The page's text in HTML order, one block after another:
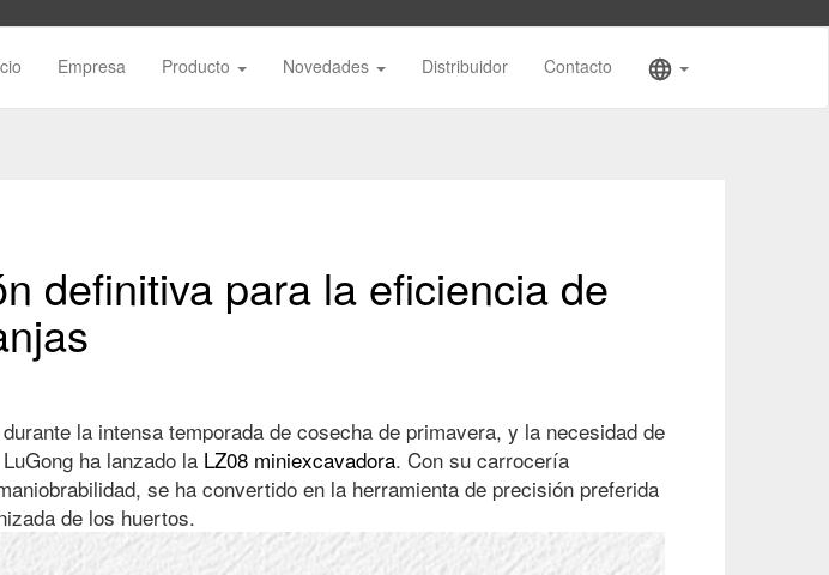
Empresa Producto Novedades Distribuidor
Contacto
definitiva para la eficiencia de
la intensa temporada de cosecha de primavera, y la necesidad de
ha lanzado la LZ08 miniexcavadora. Con su carrocería
se ha convertido en la herramienta de precisión preferida
de los huertos.